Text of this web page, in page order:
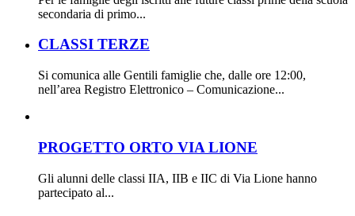
secondaria di primo...
CLASSI TERZE
Si comunica alle Gentili famiglie che, dalle ore 12:00,
nell’area Registro Elettronico – Comunicazione...
PROGETTO ORTO VIA LIONE
Gli alunni delle classi IIA, IIB e IIC di Via Lione hanno
partecipato al...